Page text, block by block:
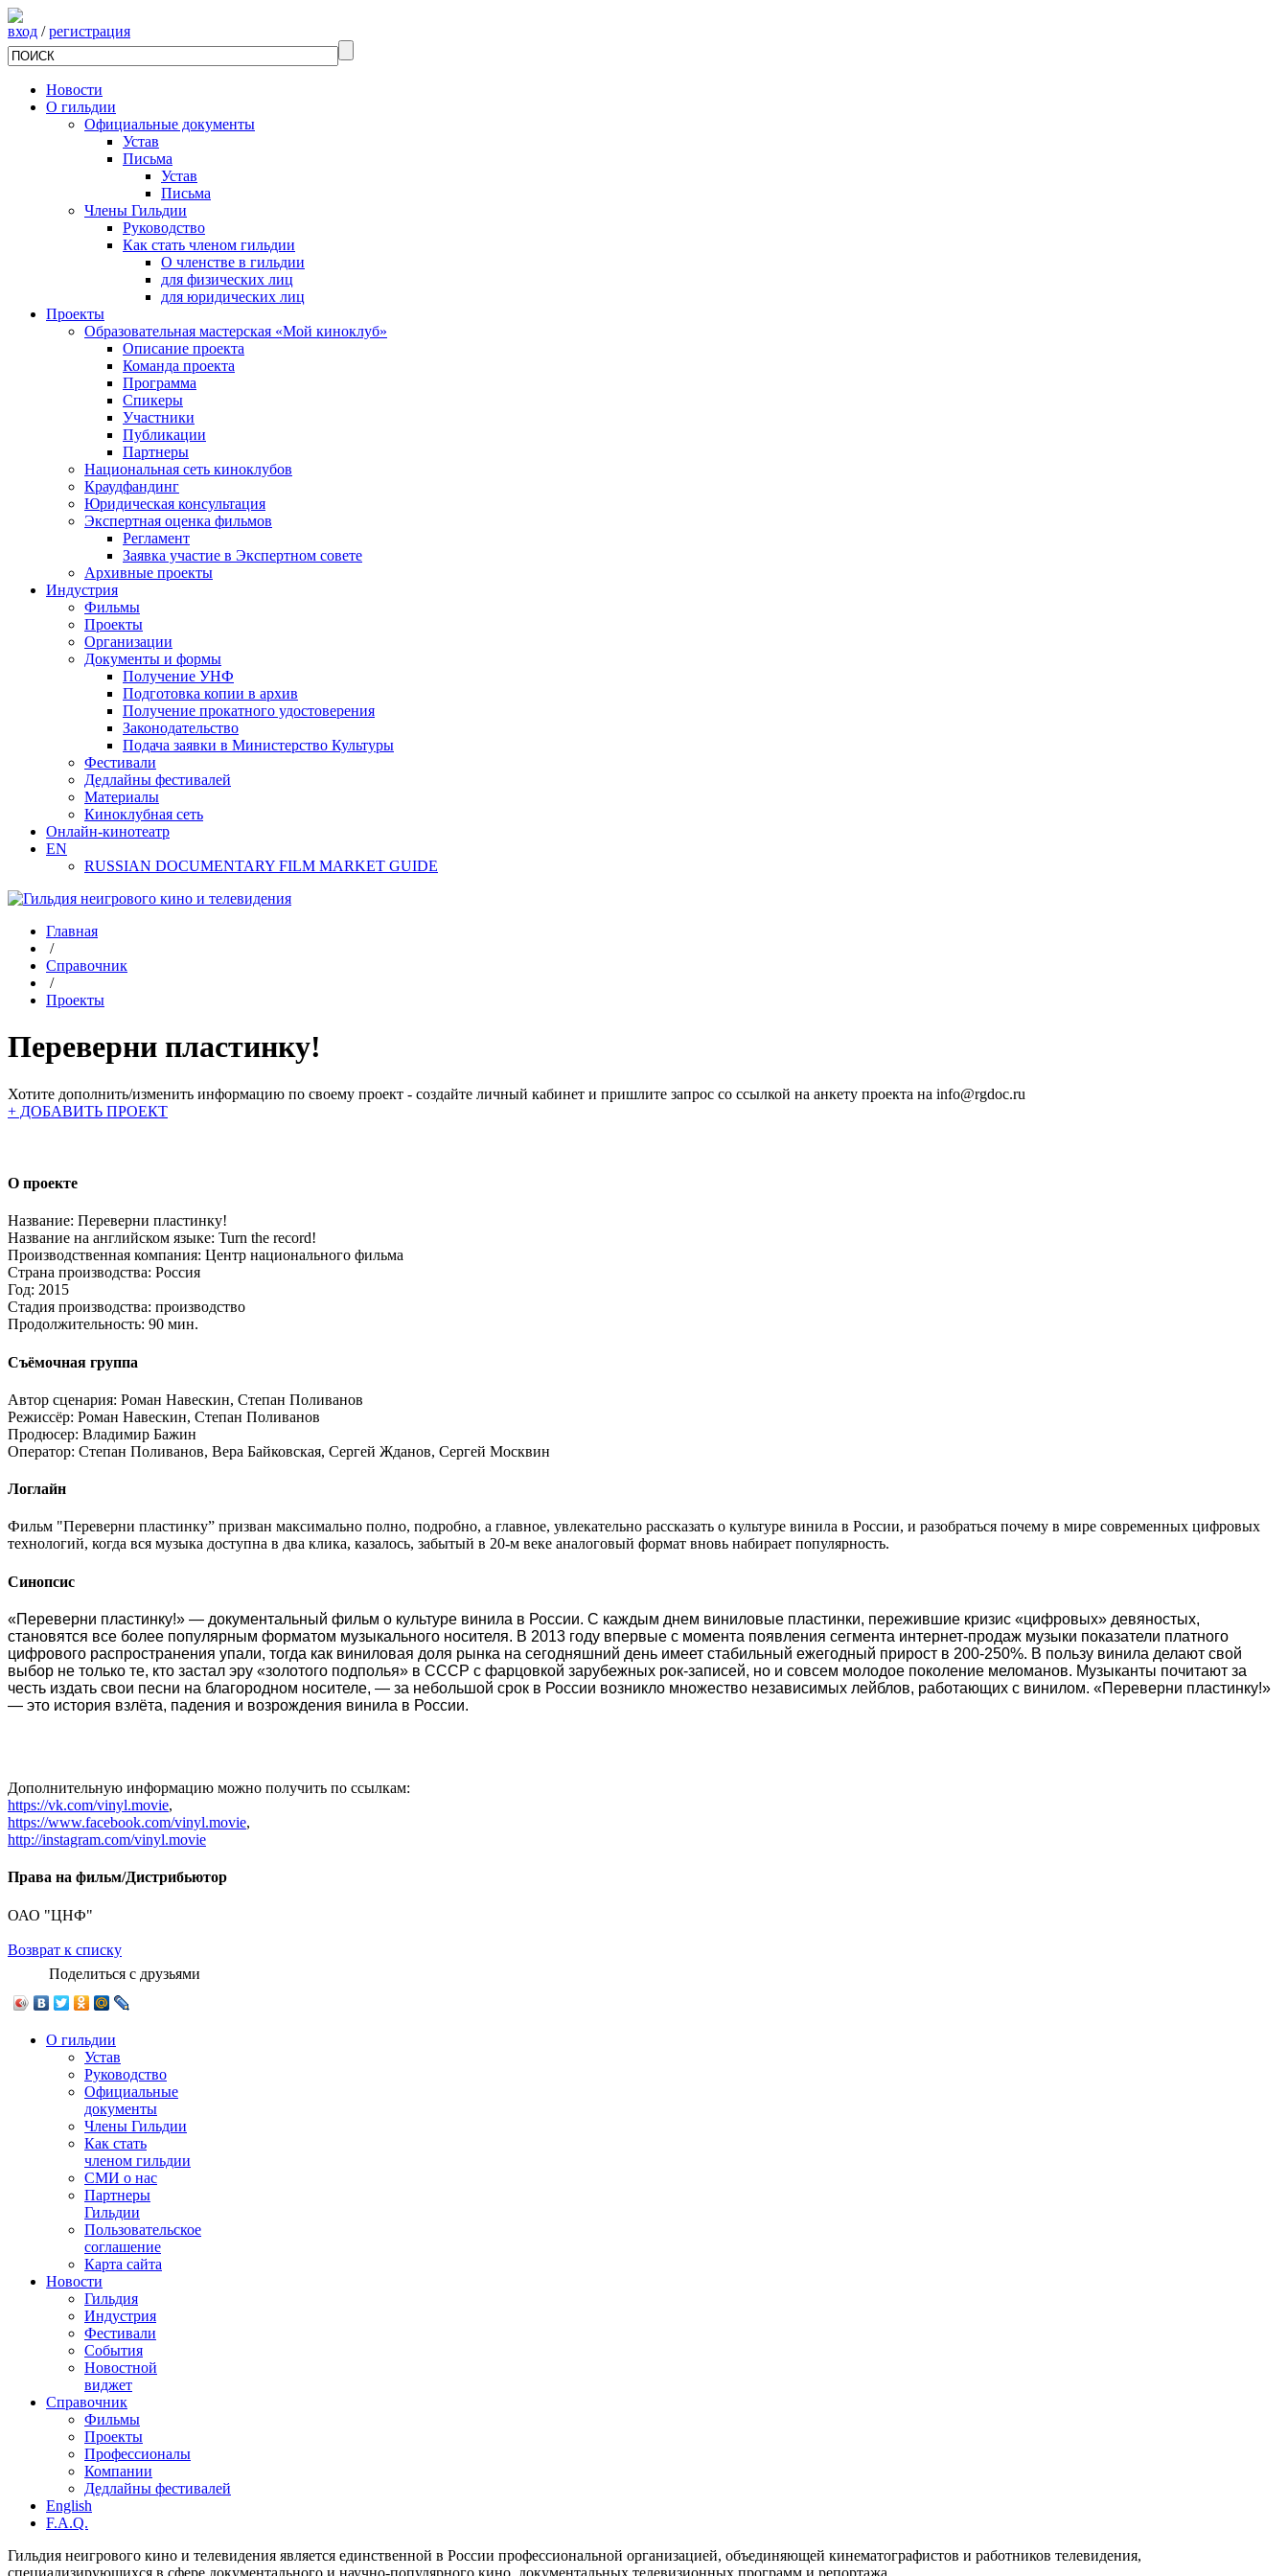
вход /регистрация
Новости
О гильдии
Официальные документы
Устав
Письма
Устав
Письма
Члены Гильдии
Руководство
Как стать членом гильдии
О членстве в гильдии
для физических лиц
для юридических лиц
Проекты
Образовательная мастерская «Мой киноклуб»
Описание проекта
Команда проекта
Программа
Спикеры
Участники
Публикации
Партнеры
Национальная сеть киноклубов
Краудфандинг
Юридическая консультация
Экспертная оценка фильмов
Регламент
Заявка участие в Экспертном совете
Архивные проекты
Индустрия
Фильмы
Проекты
Организации
Документы и формы
Получение УНФ
Подготовка копии в архив
Получение прокатного удостоверения
Законодательство
Подача заявки в Министерство Культуры
Фестивали
Дедлайны фестивалей
Материалы
Киноклубная сеть
Онлайн-кинотеатр
EN
RUSSIAN DOCUMENTARY FILM MARKET GUIDE
Главная
/
Справочник
/
Проекты
Переверни пластинку!
Хотите дополнить/изменить информацию по своему проект - создайте личный кабинет и пришлите запрос cо ссылкой на анкету проекта на info@rgdoc.ru
+ ДОБАВИТЬ ПРОЕКТ
О проекте
Название: Переверни пластинку!
Название на английском языке: Turn the record!
Производственная компания: Центр национального фильма
Страна производства: Россия
Год: 2015
Стадия производства: производство
Продолжительность: 90 мин.
Съёмочная группа
Автор сценария: Роман Навескин, Степан Поливанов
Режиссёр: Роман Навескин, Степан Поливанов
Продюсер: Владимир Бажин
Оператор: Степан Поливанов, Вера Байковская, Сергей Жданов, Сергей Москвин
Логлайн
Фильм "Переверни пластинку” призван максимально полно, подробно, а главное, увлекательно рассказать о культуре винила в России, и разобраться почему в мире современных цифровых
технологий, когда вся музыка доступна в два клика, казалось, забытый в 20-м веке аналоговый формат вновь набирает популярность.
Синопсис
«Переверни пластинку!» — документальный фильм о культуре винила в России. С каждым днем виниловые пластинки, пережившие кризис «цифровых» девяностых,
становятся все более популярным форматом музыкального носителя. В 2013 году впервые с момента появления сегмента интернет-продаж музыки показатели платного
цифрового распространения упали, тогда как виниловая доля рынка на сегодняшний день имеет стабильный ежегодный прирост в 200-250%. В пользу винила делают свой
выбор не только те, кто застал эру «золотого подполья» в СССР с фарцовкой зарубежных рок-записей, но и совсем молодое поколение меломанов. Музыканты почитают за
честь издать свои песни на благородном носителе, — за небольшой срок в России возникло множество независимых лейблов, работающих с винилом. «Переверни пластинку!»
— это история взлёта, падения и возрождения винила в России.
Дополнительную информацию можно получить по ссылкам:
https://vk.com/vinyl.movie,
https://www.facebook.com/vinyl.movie,
http://instagram.com/vinyl.movie
Права на фильм/Дистрибьютор
ОАО "ЦНФ"
Возврат к списку
Поделиться с друзьями
О гильдии
Устав
Руководство
Официальные
документы
Члены Гильдии
Как стать
членом гильдии
СМИ о нас
Партнеры
Гильдии
Пользовательское
соглашение
Карта сайта
Новости
Гильдия
Индустрия
Фестивали
События
Новостной
виджет
Справочник
Фильмы
Проекты
Профессионалы
Компании
Дедлайны фестивалей
English
F.A.Q.
Гильдия неигрового кино и телевидения является единственной в России профессиональной организацией, объединяющей кинематографистов и работников телевидения,
специализирующихся в сфере документального и научно-популярного кино, документальных телевизионных программ и репортажа.